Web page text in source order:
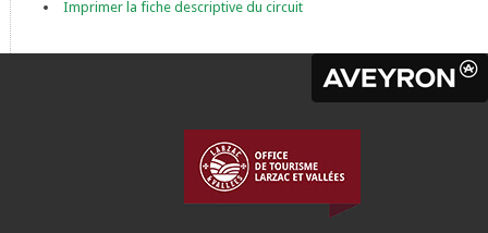
Imprimer la fiche descriptive du circuit